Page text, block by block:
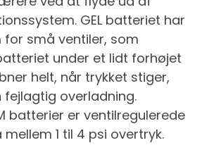
GEL batteriet har
for små ventiler, som
under et lidt forhøjet
helt, når trykket stiger,
fejlagtig overladning.
batterier er ventilregulerede
1 til 4 psi overtryk.